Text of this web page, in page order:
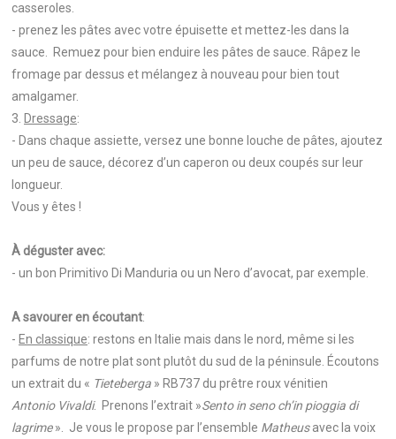
casseroles.
- prenez les pâtes avec votre épuisette et mettez-les dans la
sauce. Remuez pour bien enduire les pâtes de sauce. Râpez le
fromage par dessus et mélangez à nouveau pour bien tout
amalgamer.
3. Dressage:
- Dans chaque assiette, versez une bonne louche de pâtes, ajoutez
un peu de sauce, décorez d’un caperon ou deux coupés sur leur
longueur.
Vous y êtes !
À déguster avec:
- un bon Primitivo Di Manduria ou un Nero d’avocat, par exemple.
A savourer en écoutant:
- En classique: restons en Italie mais dans le nord, même si les
parfums de notre plat sont plutôt du sud de la péninsule. Écoutons
un extrait du « Tieteberga » RB737 du prêtre roux vénitien
Antonio Vivaldi. Prenons l’extrait »Sento in seno ch’in pioggia di
lagrime». Je vous le propose par l’ensemble Matheusavec la voix